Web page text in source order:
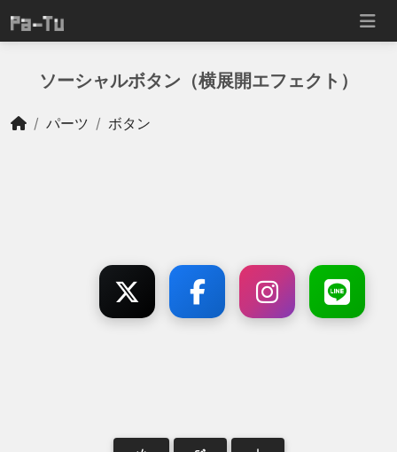
ソーシャルボタン（横展開エフェクト）
パーツ ボタン